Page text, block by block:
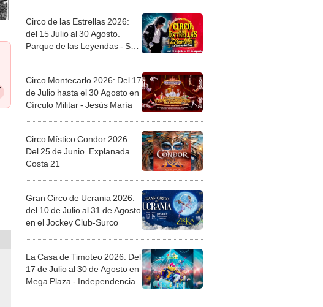
Circo de las Estrellas 2026:
del 15 Julio al 30 Agosto.
Parque de las Leyendas - San
Circo Montecarlo 2026: Del 17
de Julio hasta el 30 Agosto en
Círculo Militar - Jesús María
Circo Místico Condor 2026:
Del 25 de Junio. Explanada
Costa 21
Gran Circo de Ucrania 2026:
del 10 de Julio al 31 de Agosto
en el Jockey Club-Surco
La Casa de Timoteo 2026: Del
17 de Julio al 30 de Agosto en
Mega Plaza - Independencia